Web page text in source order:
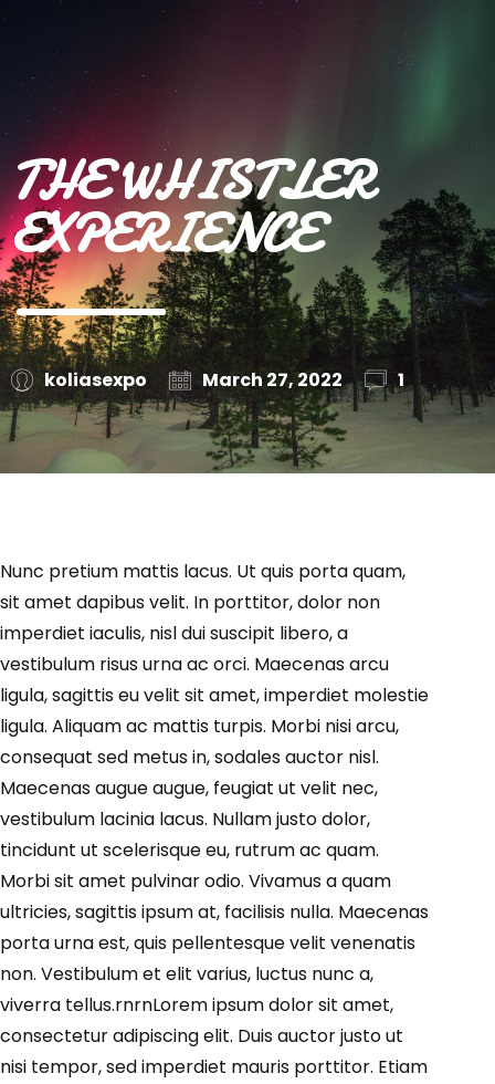
THE WHISTLER
EXPERIENCE
koliasexpo March 27, 2022 1
Nunc pretium mattis lacus. Ut quis porta quam,
sit amet dapibus velit. In porttitor, dolor non
imperdiet iaculis, nisl dui suscipit libero, a
vestibulum risus urna ac orci. Maecenas arcu
ligula, sagittis eu velit sit amet, imperdiet molestie
ligula. Aliquam ac mattis turpis. Morbi nisi arcu,
consequat sed metus in, sodales auctor nisl.
Maecenas augue augue, feugiat ut velit nec,
vestibulum lacinia lacus. Nullam justo dolor,
tincidunt ut scelerisque eu, rutrum ac quam.
Morbi sit amet pulvinar odio. Vivamus a quam
ultricies, sagittis ipsum at, facilisis nulla. Maecenas
porta urna est, quis pellentesque velit venenatis
non. Vestibulum et elit varius, luctus nunc a,
viverra tellus.rnrnLorem ipsum dolor sit amet,
consectetur adipiscing elit. Duis auctor justo ut
nisi tempor, sed imperdiet mauris porttitor. Etiam